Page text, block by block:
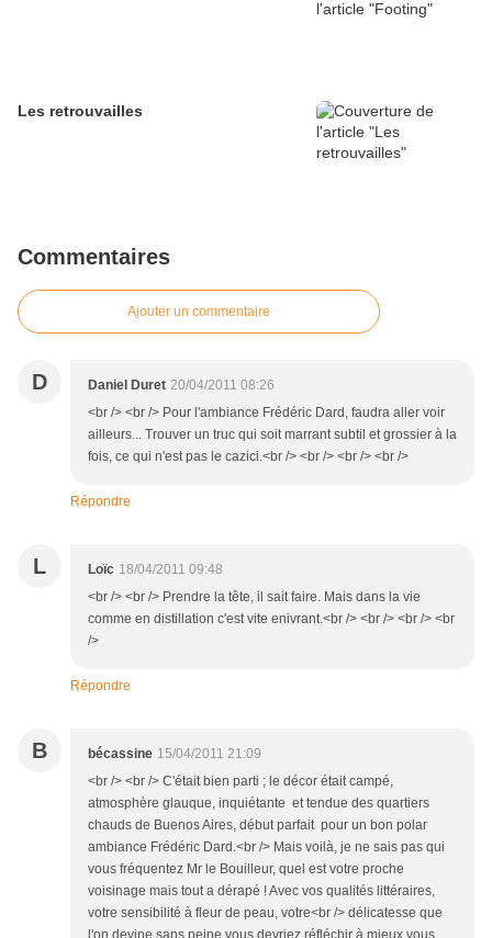
Les retrouvailles
Commentaires
Ajouter un commentaire
D Daniel Duret 20/04/2011 08:26
<br /> <br /> Pour l'ambiance Frédéric Dard, faudra aller voir
ailleurs... Trouver un truc qui soit marrant subtil et grossier à la
fois, ce qui n'est pas le cazici.<br /> <br /> <br /> <br />
Répondre
L Loïc 18/04/2011 09:48
<br /> <br /> Prendre la tête, il sait faire. Mais dans la vie
comme en distillation c'est vite enivrant.<br /> <br /> <br /> <br
/>
Répondre
B bécassine 15/04/2011 21:09
<br /> <br /> C'était bien parti ; le décor était campé,
atmosphère glauque, inquiétante et tendue des quartiers
chauds de Buenos Aires, début parfait pour un bon polar
ambiance Frédéric Dard.<br /> Mais voilà, je ne sais pas qui
vous fréquentez Mr le Bouilleur, quel est votre proche
voisinage mais tout a dérapé ! Avec vos qualités littéraires,
votre sensibilité à fleur de peau, votre<br /> délicatesse que
l'on devine sans peine vous devriez réfléchir à mieux vous